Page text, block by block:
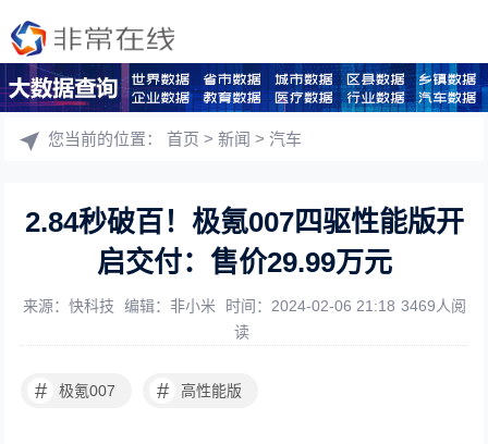
您当前的位置：首页 >新闻 >汽车
2.84秒破百！极氪007四驱性能版开
启交付：售价29.99万元
来源：快科技 编辑：非小米 时间：2024-02-06 21:18 3469人阅
读
# 极氪007 # 高性能版